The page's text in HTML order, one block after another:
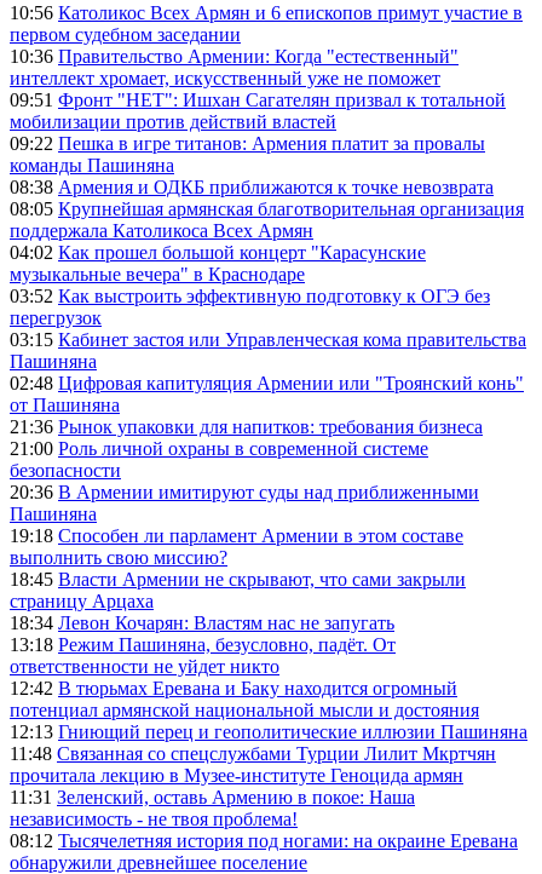
10:56 Католикос Всех Армян и 6 епископов примут участие в
первом судебном заседании
10:36 Правительство Армении: Когда "естественный"
интеллект хромает, искусственный уже не поможет
09:51 Фронт "НЕТ": Ишхан Сагателян призвал к тотальной
мобилизации против действий властей
09:22 Пешка в игре титанов: Армения платит за провалы
команды Пашиняна
08:38 Армения и ОДКБ приближаются к точке невозврата
08:05 Крупнейшая армянская благотворительная организация
поддержала Католикоса Всех Армян
04:02 Как прошел большой концерт "Карасунские
музыкальные вечера" в Краснодаре
03:52 Как выстроить эффективную подготовку к ОГЭ без
перегрузок
03:15 Кабинет застоя или Управленческая кома правительства
Пашиняна
02:48 Цифровая капитуляция Армении или "Троянский конь"
от Пашиняна
21:36 Рынок упаковки для напитков: требования бизнеса
21:00 Роль личной охраны в современной системе
безопасности
20:36 В Армении имитируют суды над приближенными
Пашиняна
19:18 Способен ли парламент Армении в этом составе
выполнить свою миссию?
18:45 Власти Армении не скрывают, что сами закрыли
страницу Арцаха
18:34 Левон Кочарян: Властям нас не запугать
13:18 Режим Пашиняна, безусловно, падёт. От
ответственности не уйдет никто
12:42 В тюрьмах Еревана и Баку находится огромный
потенциал армянской национальной мысли и достояния
12:13 Гниющий перец и геополитические иллюзии Пашиняна
11:48 Связанная со спецслужбами Турции Лилит Мкртчян
прочитала лекцию в Музее-институте Геноцида армян
11:31 Зеленский, оставь Армению в покое: Наша
независимость - не твоя проблема!
08:12 Тысячелетняя история под ногами: на окраине Еревана
обнаружили древнейшее поселение